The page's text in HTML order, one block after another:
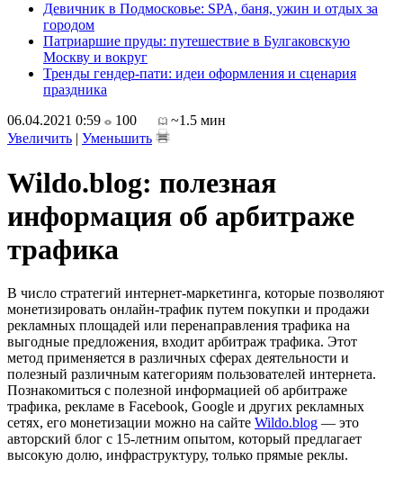
Девичник в Подмосковье: SPA, баня, ужин и отдых за
городом
Патриаршие пруды: путешествие в Булгаковскую
Москву и вокруг
Тренды гендер-пати: идеи оформления и сценария
праздника
06.04.2021 0:59
100
~1.5 мин
Увеличить | Уменьшить
Wildo.blog: полезная
информация об арбитраже
трафика
В число стратегий интернет-маркетинга, которые позволяют
монетизировать онлайн-трафик путем покупки и продажи
рекламных площадей или перенаправления трафика на
выгодные предложения, входит арбитраж трафика. Этот
метод применяется в различных сферах деятельности и
полезный различным категориям пользователей интернета.
Познакомиться с полезной информацией об арбитраже
трафика, рекламе в Facebook, Google и других рекламных
сетях, его монетизации можно на сайте Wildo.blog — это
авторский блог с 15-летним опытом, который предлагает
высокую долю, инфраструктуру, только прямые реклы.